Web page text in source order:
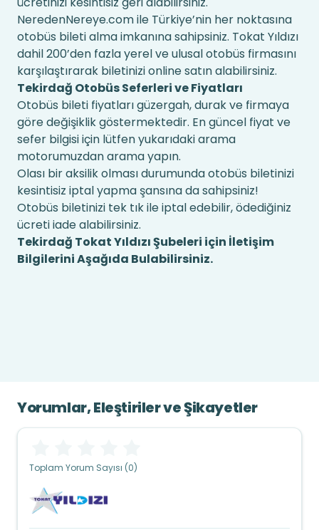
NeredenNereye.com ile Türkiye’nin her noktasına
otobüs bileti alma imkanına sahipsiniz. Tokat Yıldızı
dahil 200’den fazla yerel ve ulusal otobüs firmasını
karşılaştırarak biletinizi online satın alabilirsiniz.
Tekirdağ Otobüs Seferleri ve Fiyatları
Otobüs bileti fiyatları güzergah, durak ve firmaya
göre değişiklik göstermektedir. En güncel fiyat ve
sefer bilgisi için lütfen yukarıdaki arama
motorumuzdan arama yapın.
Olası bir aksilik olması durumunda otobüs biletinizi
kesintisiz iptal yapma şansına da sahipsiniz!
Otobüs biletinizi tek tık ile iptal edebilir, ödediğiniz
ücreti iade alabilirsiniz.
Tekirdağ Tokat Yıldızı Şubeleri için İletişim
Bilgilerini Aşağıda Bulabilirsiniz.
Yorumlar, Eleştiriler ve Şikayetler
Toplam Yorum Sayısı (0)